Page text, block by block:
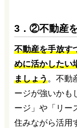
3．②不動産を
不動産を手放す
めに活かしたい
ましょう。不動
ージが強いかも
ージ」や「リー
住みながら活用